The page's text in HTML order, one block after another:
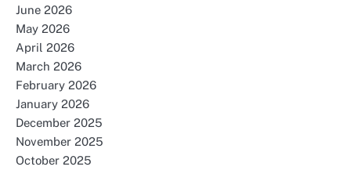
June 2026
May 2026
April 2026
March 2026
February 2026
January 2026
December 2025
November 2025
October 2025